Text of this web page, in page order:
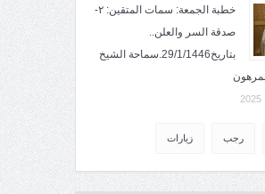
خطبة الجمعة: سمات المتقين: ٢-
صدقة السر والعلن..
بتاريخ29/1/1446.سماحة الشيخ
رجب زيارات